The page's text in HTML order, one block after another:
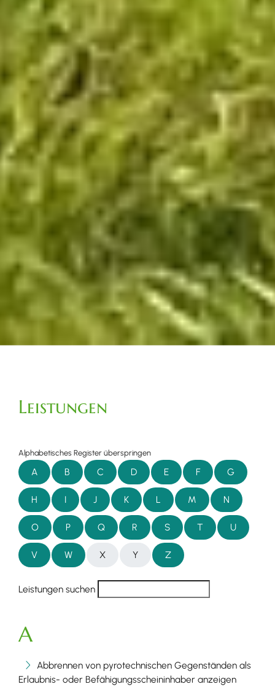
Leistungen
Alphabetisches Register überspringen
A B C D E F G
H I J K L M N
O P Q R S T U
V W X Y Z
Leistungen suchen
A
Abbrennen von pyrotechnischen Gegenständen als
Erlaubnis- oder Befähigungsscheininhaber anzeigen